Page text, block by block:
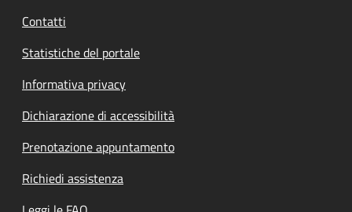
Contatti
Statistiche del portale
Informativa privacy
Dichiarazione di accessibilità
Prenotazione appuntamento
Richiedi assistenza